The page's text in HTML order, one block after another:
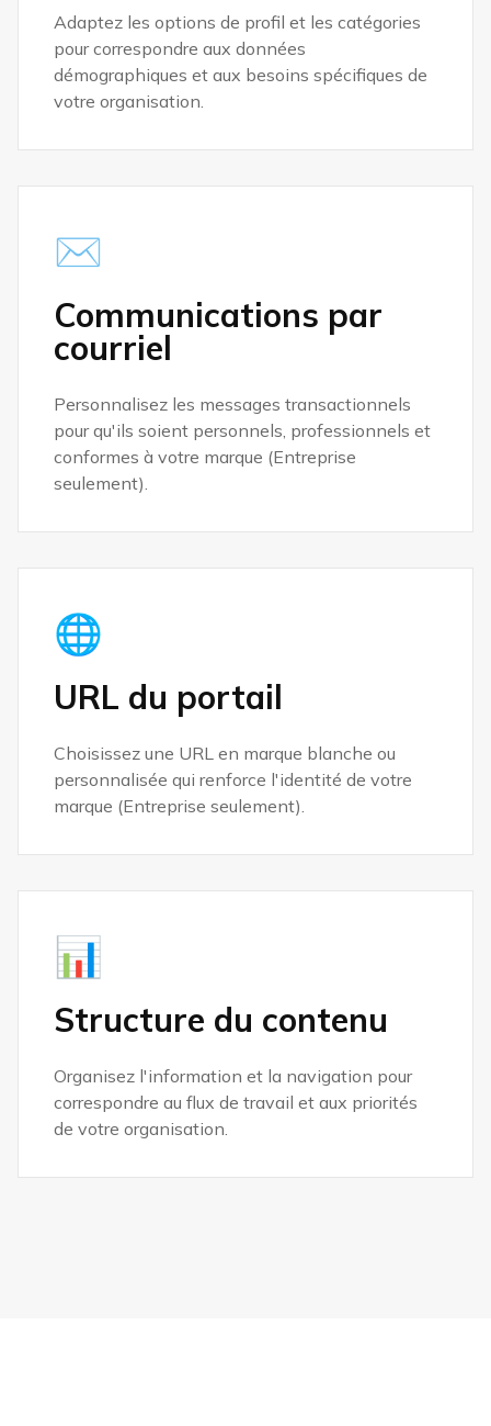
Adaptez les options de profil et les catégories
pour correspondre aux données
démographiques et aux besoins spécifiques de
votre organisation.
✉️
Communications par
courriel
Personnalisez les messages transactionnels
pour qu'ils soient personnels, professionnels et
conformes à votre marque (Entreprise
seulement).
🌐
URL du portail
Choisissez une URL en marque blanche ou
personnalisée qui renforce l'identité de votre
marque (Entreprise seulement).
📊
Structure du contenu
Organisez l'information et la navigation pour
correspondre au flux de travail et aux priorités
de votre organisation.